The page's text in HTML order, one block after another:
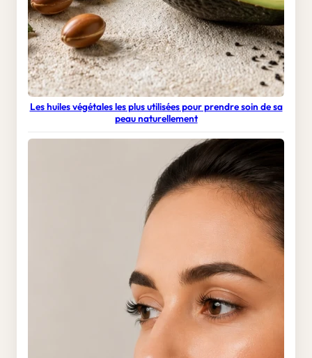
Les huiles végétales les plus utilisées pour prendre soin de sa
peau naturellement